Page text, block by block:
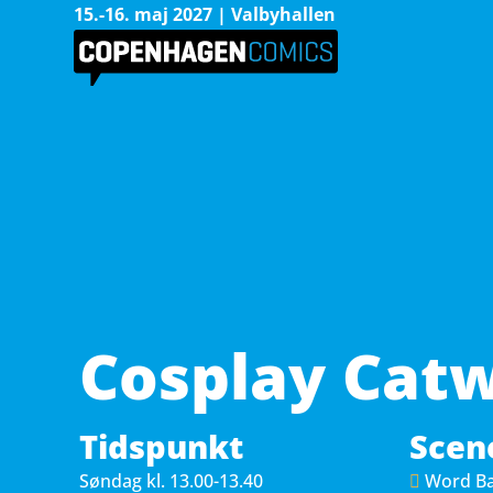
15.-16. maj 2027 | Valbyhallen
Cosplay
Tidspunkt
Søndag kl. 13.00-13.40 Word